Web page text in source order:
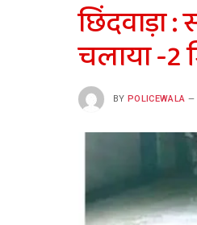
छिंदवाड़ा
चलाया -2
BY POLICEWALA